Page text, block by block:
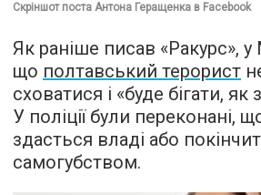
Скріншот поста Антона Геращенка в Facebook
Як раніше писав «Ракурс»,
що полтавський терорист
сховатися і «буде бігати, як
У поліції були переконані,
здасться владі або
самогубством.